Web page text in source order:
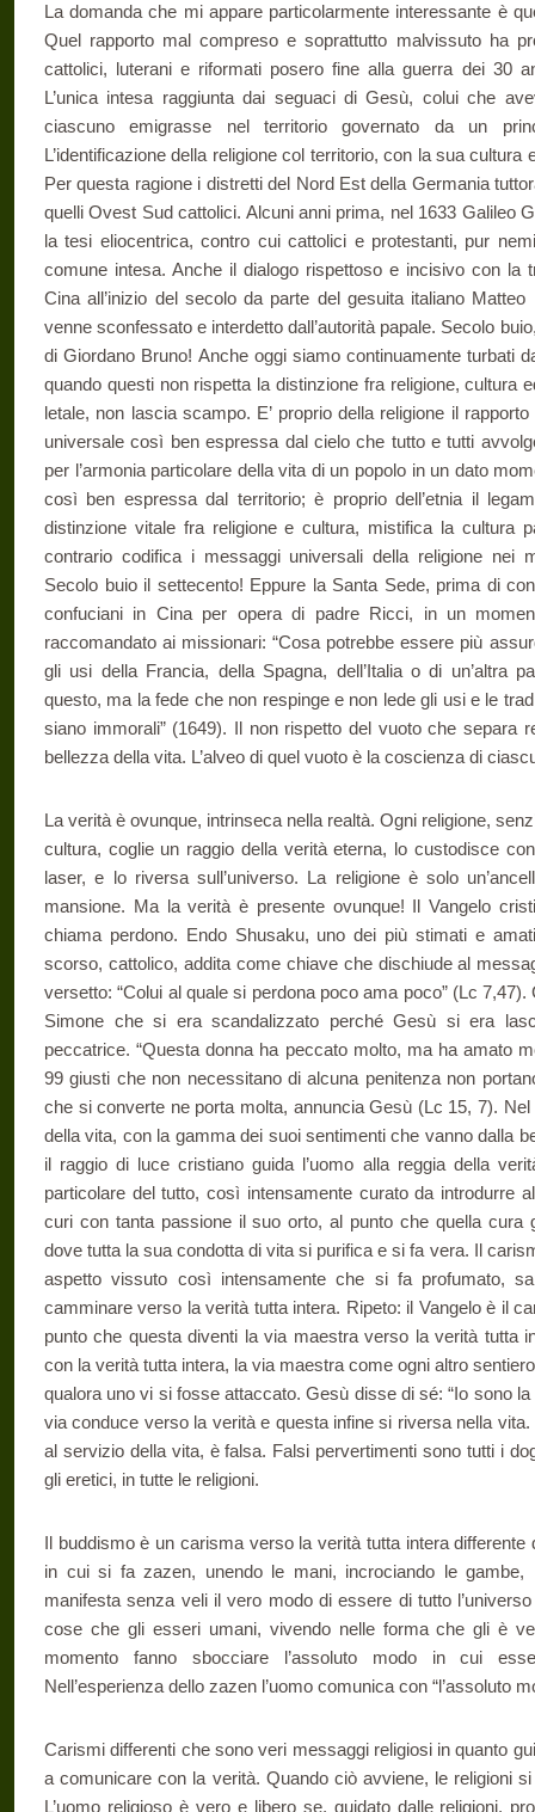
La domanda che mi appare particolarmente interessante è
Quel rapporto mal compreso e soprattutto malvissuto ha
cattolici, luterani e riformati posero fine alla guerra dei 30
L’unica intesa raggiunta dai seguaci di Gesù, colui che
ciascuno emigrasse nel territorio governato da un
L’identificazione della religione col territorio, con la sua
Per questa ragione i distretti del Nord Est della Germania
quelli Ovest Sud cattolici. Alcuni anni prima, nel 1633 Galileo
la tesi eliocentrica, contro cui cattolici e protestanti, pur
comune intesa. Anche il dialogo rispettoso e incisivo con la
Cina all’inizio del secolo da parte del gesuita italiano
venne sconfessato e interdetto dall’autorità papale. Secolo
di Giordano Bruno! Anche oggi siamo continuamente turbati
quando questi non rispetta la distinzione fra religione, cultura
letale, non lascia scampo. E’ proprio della religione il
universale così ben espressa dal cielo che tutto e tutti
per l’armonia particolare della vita di un popolo in un dato
così ben espressa dal territorio; è proprio dell’etnia il
distinzione vitale fra religione e cultura, mistifica la cultura
contrario codifica i messaggi universali della religione nei
Secolo buio il settecento! Eppure la Santa Sede, prima di
confuciani in Cina per opera di padre Ricci, in un
raccomandato ai missionari: “Cosa potrebbe essere più
gli usi della Francia, della Spagna, dell’Italia o di un’altra
questo, ma la fede che non respinge e non lede gli usi e le
siano immorali” (1649). Il non rispetto del vuoto che separa
bellezza della vita. L’alveo di quel vuoto è la coscienza di
La verità è ovunque, intrinseca nella realtà. Ogni religione,
cultura, coglie un raggio della verità eterna, lo custodisce
laser, e lo riversa sull’universo. La religione è solo
mansione. Ma la verità è presente ovunque! Il Vangelo
chiama perdono. Endo Shusaku, uno dei più stimati e
scorso, cattolico, addita come chiave che dischiude al
versetto: “Colui al quale si perdona poco ama poco” (Lc
Simone che si era scandalizzato perché Gesù si era
peccatrice. “Questa donna ha peccato molto, ma ha amato
99 giusti che non necessitano di alcuna penitenza non
che si converte ne porta molta, annuncia Gesù (Lc 15, 7). Nel
della vita, con la gamma dei suoi sentimenti che vanno dalla
il raggio di luce cristiano guida l’uomo alla reggia della
particolare del tutto, così intensamente curato da introdurre
curi con tanta passione il suo orto, al punto che quella cura
dove tutta la sua condotta di vita si purifica e si fa vera. Il
aspetto vissuto così intensamente che si fa profumato,
camminare verso la verità tutta intera. Ripeto: il Vangelo è il
punto che questa diventi la via maestra verso la verità tutta
con la verità tutta intera, la via maestra come ogni altro
qualora uno vi si fosse attaccato. Gesù disse di sé: “Io sono
via conduce verso la verità e questa infine si riversa nella
al servizio della vita, è falsa. Falsi pervertimenti sono tutti i
gli eretici, in tutte le religioni.
Il buddismo è un carisma verso la verità tutta intera differente
in cui si fa zazen, unendo le mani, incrociando le
manifesta senza veli il vero modo di essere di tutto
cose che gli esseri umani, vivendo nelle forma che gli è
momento fanno sbocciare l’assoluto modo in cui
Nell’esperienza dello zazen l’uomo comunica con “l’assoluto
Carismi differenti che sono veri messaggi religiosi in quanto
a comunicare con la verità. Quando ciò avviene, le religioni
L’uomo religioso è vero e libero se, guidato dalle religioni,